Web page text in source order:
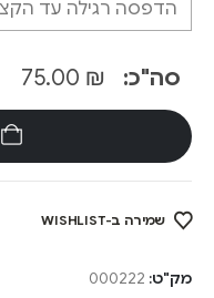
סה"כ: ₪
שמירה ב-WISHLIST
מק"ט: 000222